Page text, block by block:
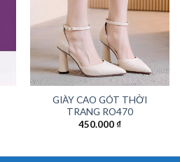
GIÀY CAO GÓT THỜI
TRANG RO470
450.000₫